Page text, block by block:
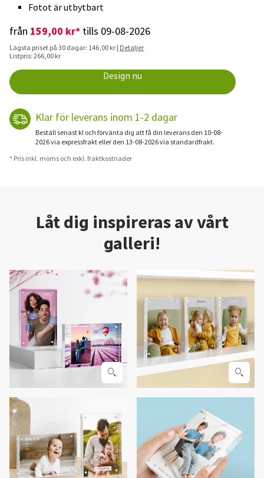
Fotot är utbytbart
från 159,00 kr* tills 09-08-2026
Lägsta priset på 30 dagar: 146,00 kr | Detaljer
Listpris: 266,00 kr
Design nu
Klar för leverans inom 1-2 dagar
Beställ senast kl och förvänta dig att få din leverans den 10-08-
2026 via expressfrakt eller den 13-08-2026 via standardfrakt.
* Pris inkl. moms och exkl. fraktkostnader
Låt dig inspireras av vårt
galleri!